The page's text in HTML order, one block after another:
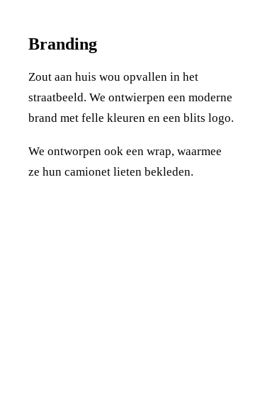
Branding
Zout aan huis wou opvallen in het
straatbeeld. We ontwierpen een moderne
brand met felle kleuren en een blits logo.
We ontworpen ook een wrap, waarmee
ze hun camionet lieten bekleden.